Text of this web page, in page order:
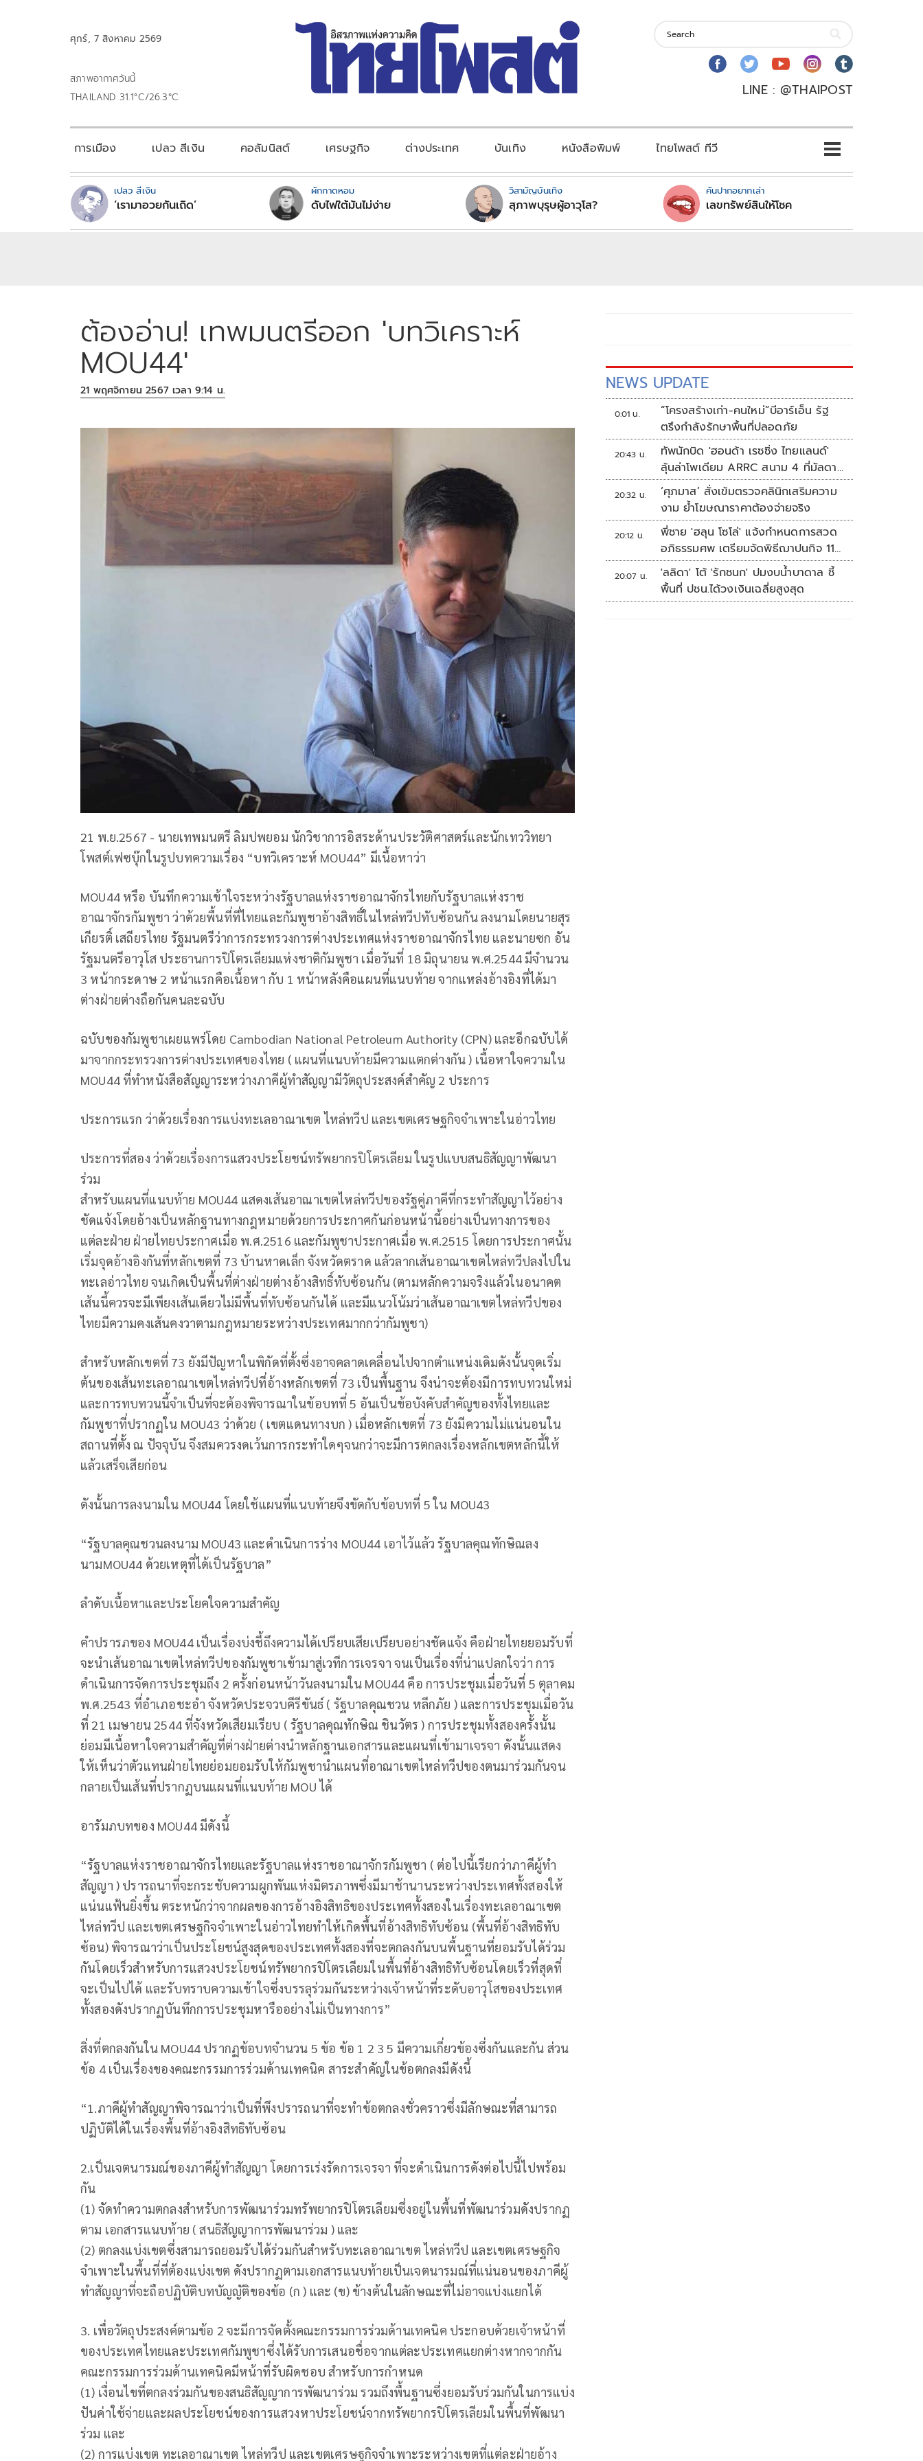
ศุกร์, 7 สิงหาคม 2569
สภาพอากาศวันนี้
THAILAND 31.1°C/26.3°C
LINE : @THAIPOST
การเมือง เปลว สีเงิน คอลัมนิสต์ เศรษฐกิจ ต่างประเทศ บันเทิง หนังสือพิมพ์ ไทยโพสต์ ทีวี
เปลว สีเงิน
‘เรามาอวยกันเถิด’
ผักกาดหอม
ดับไฟใต้มันไม่ง่าย
วิสามัญบันเทิง
สุภาพบุรุษผู้อาวุโส?
คันปากอยากเล่า
เลขทรัพย์สินให้โชค
ต้องอ่าน! เทพมนตรีออก 'บทวิเคราะห์
MOU44'
21 พฤศจิกายน 2567 เวลา 9:14 น.
21 พ.ย.2567 - นายเทพมนตรี ลิมปพยอม นักวิชาการอิสระด้านประวัติศาสตร์และนักเทววิทยา
โพสต์เฟซบุ๊กในรูปบทความเรื่อง “บทวิเคราะห์ MOU44” มีเนื้อหาว่า
MOU44 หรือ บันทึกความเข้าใจระหว่างรัฐบาลแห่งราชอาณาจักรไทยกับรัฐบาลแห่งราช
อาณาจักรกัมพูชา ว่าด้วยพื้นที่ที่ไทยและกัมพูชาอ้างสิทธิ์ในไหล่ทวีปทับซ้อนกัน ลงนามโดยนายสุร
เกียรติ์ เสถียรไทย รัฐมนตรีว่าการกระทรวงการต่างประเทศแห่งราชอาณาจักรไทย และนายซก อัน
รัฐมนตรีอาวุโส ประธานการปิโตรเลียมแห่งชาติกัมพูชา เมื่อวันที่ 18 มิถุนายน พ.ศ.2544 มีจำนวน
3 หน้ากระดาษ 2 หน้าแรกคือเนื้อหา กับ 1 หน้าหลังคือแผนที่แนบท้าย จากแหล่งอ้างอิงที่ได้มา
ต่างฝ่ายต่างถือกันคนละฉบับ
ฉบับของกัมพูชาเผยแพร่โดย Cambodian National Petroleum Authority (CPN) และอีกฉบับได้
มาจากกระทรวงการต่างประเทศของไทย ( แผนที่แนบท้ายมีความแตกต่างกัน ) เนื้อหาใจความใน
MOU44 ที่ทำหนังสือสัญญาระหว่างภาคีผู้ทำสัญญามีวัตถุประสงค์สำคัญ 2 ประการ
ประการแรก ว่าด้วยเรื่องการแบ่งทะเลอาณาเขต ไหล่ทวีป และเขตเศรษฐกิจจำเพาะในอ่าวไทย
ประการที่สอง ว่าด้วยเรื่องการแสวงประโยชน์ทรัพยากรปิโตรเลียม ในรูปแบบสนธิสัญญาพัฒนา
ร่วม
สำหรับแผนที่แนบท้าย MOU44 แสดงเส้นอาณาเขตไหล่ทวีปของรัฐคู่ภาคีที่กระทำสัญญาไว้อย่าง
ชัดแจ้งโดยอ้างเป็นหลักฐานทางกฎหมายด้วยการประกาศกันก่อนหน้านี้อย่างเป็นทางการของ
แต่ละฝ่าย ฝ่ายไทยประกาศเมื่อ พ.ศ.2516 และกัมพูชาประกาศเมื่อ พ.ศ.2515 โดยการประกาศนั้น
เริ่มจุดอ้างอิงกันที่หลักเขตที่ 73 บ้านหาดเล็ก จังหวัดตราด แล้วลากเส้นอาณาเขตไหล่ทวีปลงไปใน
ทะเลอ่าวไทย จนเกิดเป็นพื้นที่ต่างฝ่ายต่างอ้างสิทธิ์ทับซ้อนกัน (ตามหลักความจริงแล้วในอนาคต
เส้นนี้ควรจะมีเพียงเส้นเดียวไม่มีพื้นที่ทับซ้อนกันได้ และมีแนวโน้มว่าเส้นอาณาเขตไหล่ทวีปของ
ไทยมีความคงเส้นคงวาตามกฎหมายระหว่างประเทศมากกว่ากัมพูชา)
สำหรับหลักเขตที่ 73 ยังมีปัญหาในพิกัดที่ตั้งซึ่งอาจคลาดเคลื่อนไปจากตำแหน่งเดิมดังนั้นจุดเริ่ม
ต้นของเส้นทะเลอาณาเขตไหล่ทวีปที่อ้างหลักเขตที่ 73 เป็นพื้นฐาน จึงน่าจะต้องมีการทบทวนใหม่
และการทบทวนนี้จำเป็นที่จะต้องพิจารณาในข้อบทที่ 5 อันเป็นข้อบังคับสำคัญของทั้งไทยและ
กัมพูชาที่ปรากฏใน MOU43 ว่าด้วย ( เขตแดนทางบก ) เมื่อหลักเขตที่ 73 ยังมีความไม่แน่นอนใน
สถานที่ตั้ง ณ ปัจจุบัน จึงสมควรงดเว้นการกระทำใดๆจนกว่าจะมีการตกลงเรื่องหลักเขตหลักนี้ให้
แล้วเสร็จเสียก่อน
ดังนั้นการลงนามใน MOU44 โดยใช้แผนที่แนบท้ายจึงขัดกับข้อบทที่ 5 ใน MOU43
“รัฐบาลคุณชวนลงนาม MOU43 และดำเนินการร่าง MOU44 เอาไว้แล้ว รัฐบาลคุณทักษิณลง
นามMOU44 ด้วยเหตุที่ได้เป็นรัฐบาล”
ลำดับเนื้อหาและประโยคใจความสำคัญ
คำปรารภของ MOU44 เป็นเรื่องบ่งชี้ถึงความได้เปรียบเสียเปรียบอย่างชัดแจ้ง คือฝ่ายไทยยอมรับที่
จะนำเส้นอาณาเขตไหล่ทวีปของกัมพูชาเข้ามาสู่เวทีการเจรจา จนเป็นเรื่องที่น่าแปลกใจว่า การ
ดำเนินการจัดการประชุมถึง 2 ครั้งก่อนหน้าวันลงนามใน MOU44 คือ การประชุมเมื่อวันที่ 5 ตุลาคม
พ.ศ.2543 ที่อำเภอชะอำ จังหวัดประจวบคีรีขันธ์ ( รัฐบาลคุณชวน หลีกภัย ) และการประชุมเมื่อวัน
ที่ 21 เมษายน 2544 ที่จังหวัดเสียมเรียบ ( รัฐบาลคุณทักษิณ ชินวัตร ) การประชุมทั้งสองครั้งนั้น
ย่อมมีเนื้อหาใจความสำคัญที่ต่างฝ่ายต่างนำหลักฐานเอกสารและแผนที่เข้ามาเจรจา ดังนั้นแสดง
ให้เห็นว่าตัวแทนฝ่ายไทยย่อมยอมรับให้กัมพูชานำแผนที่อาณาเขตไหล่ทวีปของตนมาร่วมกันจน
กลายเป็นเส้นที่ปรากฏบนแผนที่แนบท้าย MOU ได้
อารัมภบทของ MOU44 มีดังนี้
“รัฐบาลแห่งราชอาณาจักรไทยและรัฐบาลแห่งราชอาณาจักรกัมพูชา ( ต่อไปนี้เรียกว่าภาคีผู้ทำ
สัญญา ) ปรารถนาที่จะกระชับความผูกพันแห่งมิตรภาพซึ่งมีมาช้านานระหว่างประเทศทั้งสองให้
แน่นแฟ้นยิ่งขึ้น ตระหนักว่าจากผลของการอ้างอิงสิทธิของประเทศทั้งสองในเรื่องทะเลอาณาเขต
ไหล่ทวีป และเขตเศรษฐกิจจำเพาะในอ่าวไทยทำให้เกิดพื้นที่อ้างสิทธิทับซ้อน (พื้นที่อ้างสิทธิทับ
ซ้อน) พิจารณาว่าเป็นประโยชน์สูงสุดของประเทศทั้งสองที่จะตกลงกันบนพื้นฐานที่ยอมรับได้ร่วม
กันโดยเร็วสำหรับการแสวงประโยชน์ทรัพยากรปิโตรเลียมในพื้นที่อ้างสิทธิทับซ้อนโดยเร็วที่สุดที่
จะเป็นไปได้ และรับทราบความเข้าใจซึ่งบรรลุร่วมกันระหว่างเจ้าหน้าที่ระดับอาวุโสของประเทศ
ทั้งสองดังปรากฏบันทึกการประชุมหารืออย่างไม่เป็นทางการ”
สิ่งที่ตกลงกันใน MOU44 ปรากฏข้อบทจำนวน 5 ข้อ ข้อ 1 2 3 5 มีความเกี่ยวข้องซึ่งกันและกัน ส่วน
ข้อ 4 เป็นเรื่องของคณะกรรมการร่วมด้านเทคนิค สาระสำคัญในข้อตกลงมีดังนี้
“1.ภาคีผู้ทำสัญญาพิจารณาว่าเป็นที่พึงปรารถนาที่จะทำข้อตกลงชั่วคราวซึ่งมีลักษณะที่สามารถ
ปฏิบัติได้ในเรื่องพื้นที่อ้างอิงสิทธิทับซ้อน
2.เป็นเจตนารมณ์ของภาคีผู้ทำสัญญา โดยการเร่งรัดการเจรจา ที่จะดำเนินการดังต่อไปนี้ไปพร้อม
กัน
(1) จัดทำความตกลงสำหรับการพัฒนาร่วมทรัพยากรปิโตรเลียมซึ่งอยู่ในพื้นที่พัฒนาร่วมดังปรากฏ
ตาม เอกสารแนบท้าย ( สนธิสัญญาการพัฒนาร่วม ) และ
(2) ตกลงแบ่งเขตซึ่งสามารถยอมรับได้ร่วมกันสำหรับทะเลอาณาเขต ไหล่ทวีป และเขตเศรษฐกิจ
จำเพาะในพื้นที่ที่ต้องแบ่งเขต ดังปรากฏตามเอกสารแนบท้ายเป็นเจตนารมณ์ที่แน่นอนของภาคีผู้
ทำสัญญาที่จะถือปฏิบัติบทบัญญัติของข้อ (ก ) และ (ข) ข้างต้นในลักษณะที่ไม่อาจแบ่งแยกได้
3. เพื่อวัตถุประสงค์ตามข้อ 2 จะมีการจัดตั้งคณะกรรมการร่วมด้านเทคนิค ประกอบด้วยเจ้าหน้าที่
ของประเทศไทยและประเทศกัมพูชาซึ่งได้รับการเสนอชื่อจากแต่ละประเทศแยกต่างหากจากกัน
คณะกรรมการร่วมด้านเทคนิคมีหน้าที่รับผิดชอบ สำหรับการกำหนด
(1) เงื่อนไขที่ตกลงร่วมกันของสนธิสัญญาการพัฒนาร่วม รวมถึงพื้นฐานซึ่งยอมรับร่วมกันในการแบ่ง
ปันค่าใช้จ่ายและผลประโยชน์ของการแสวงหาประโยชน์จากทรัพยากรปิโตรเลียมในพื้นที่พัฒนา
ร่วม และ
(2) การแบ่งเขต ทะเลอาณาเขต ไหล่ทวีป และเขตเศรษฐกิจจำเพาะระหว่างเขตที่แต่ละฝ่ายอ้าง
NEWS UPDATE
0:01 น.
“โครงสร้างเก่า-คนใหม่”บีอาร์เอ็น รัฐ
ตรึงกำลังรักษาพื้นที่ปลอดภัย
20:43 น.
ทัพนักบิด 'ฮอนด้า เรซซิ่ง ไทยแลนด์'
ลุ้นล่าโพเดียม ARRC สนาม 4 ที่มัลดาลิ
กา
20:32 น.
‘ศุภมาส’ สั่งเข้มตรวจคลินิกเสริมความ
งาม ย้ำโฆษณาราคาต้องจ่ายจริง
20:12 น.
พี่ชาย 'ฮลุน โซโล่' แจ้งกำหนดการสวด
อภิธรรมศพ เตรียมจัดพิธีฌาปนกิจ 11
ส.ค.
20:07 น.
'ลลิดา' โต้ 'รักชนก' ปมงบน้ำบาดาล ชี้
พื้นที่ ปชน.ได้วงเงินเฉลี่ยสูงสุด